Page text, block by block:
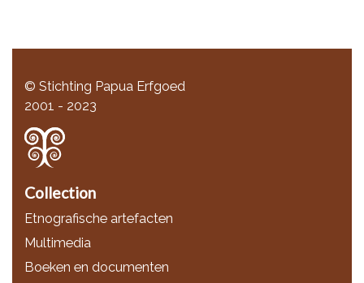
© Stichting Papua Erfgoed
2001 - 2023
Collection
Etnografische artefacten
Multimedia
Boeken en documenten